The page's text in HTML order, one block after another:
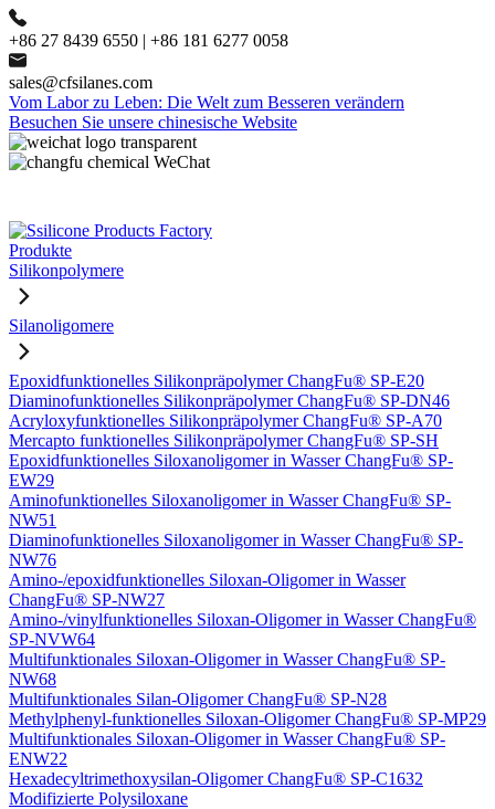
+86 27 8439 6550 | +86 181 6277 0058
sales@cfsilanes.com
Vom Labor zu Leben: Die Welt zum Besseren verändern
Besuchen Sie unsere chinesische Website
Produkte
Silikonpolymere
Silanoligomere
Epoxidfunktionelles Silikonpräpolymer ChangFu® SP-E20
Diaminofunktionelles Silikonpräpolymer ChangFu® SP-DN46
Acryloxyfunktionelles Silikonpräpolymer ChangFu® SP-A70
Mercapto funktionelles Silikonpräpolymer ChangFu® SP-SH
Epoxidfunktionelles Siloxanoligomer in Wasser ChangFu® SP-
EW29
Aminofunktionelles Siloxanoligomer in Wasser ChangFu® SP-
NW51
Diaminofunktionelles Siloxanoligomer in Wasser ChangFu® SP-
NW76
Amino-/epoxidfunktionelles Siloxan-Oligomer in Wasser
ChangFu® SP-NW27
Amino-/vinylfunktionelles Siloxan-Oligomer in Wasser ChangFu®
SP-NVW64
Multifunktionales Siloxan-Oligomer in Wasser ChangFu® SP-
NW68
Multifunktionales Silan-Oligomer ChangFu® SP-N28
Methylphenyl-funktionelles Siloxan-Oligomer ChangFu® SP-MP29
Multifunktionales Siloxan-Oligomer in Wasser ChangFu® SP-
ENW22
Hexadecyltrimethoxysilan-Oligomer ChangFu® SP-C1632
Modifizierte Polysiloxane